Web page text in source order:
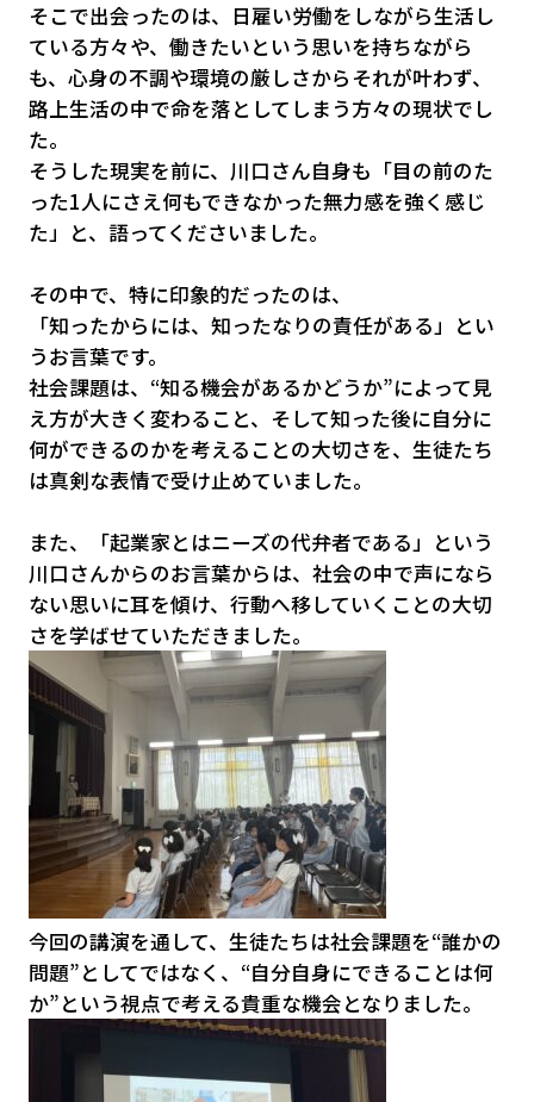
そこで出会ったのは、日雇い労働をしながら生活し
ている方々や、働きたいという思いを持ちながら
も、心身の不調や環境の厳しさからそれが叶わず、
路上生活の中で命を落としてしまう方々の現状でし
た。
そうした現実を前に、川口さん自身も「目の前のた
った1人にさえ何もできなかった無力感を強く感じ
た」と、語ってくださいました。
その中で、特に印象的だったのは、
「知ったからには、知ったなりの責任がある」とい
うお言葉です。
社会課題は、“知る機会があるかどうか”によって見
え方が大きく変わること、そして知った後に自分に
何ができるのかを考えることの大切さを、生徒たち
は真剣な表情で受け止めていました。
また、「起業家とはニーズの代弁者である」という
川口さんからのお言葉からは、社会の中で声になら
ない思いに耳を傾け、行動へ移していくことの大切
さを学ばせていただきました。
今回の講演を通して、生徒たちは社会課題を“誰かの
問題”としてではなく、“自分自身にできることは何
か”という視点で考える貴重な機会となりました。